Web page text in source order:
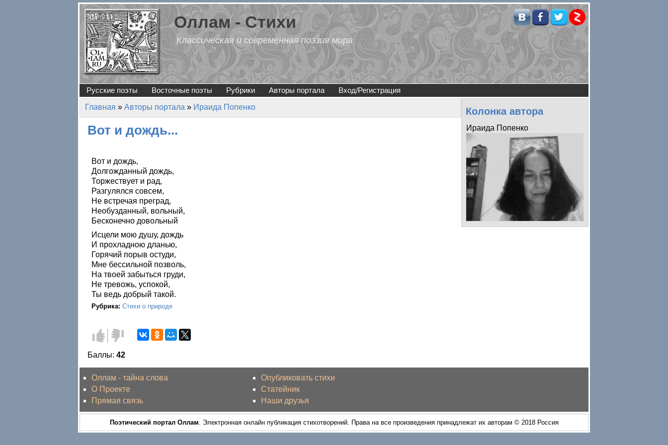
Перейти к основному содержанию
Оллам - Стихи
Классическая и современная поэзия мира
Русские поэты Восточные поэты Рубрики Авторы портала Вход/Регистрация
Вы здесь
Главная » Авторы портала » Ираида Попенко
Вот и дождь...
Вот и дождь,
Долгожданный дождь,
Торжествует и рад,
Разгулялся совсем,
Не встречая преград,
Необузданный, вольный,
Бесконечно довольный
Исцели мою душу, дождь
И прохладною дланью,
Горячий порыв остуди,
Мне бессильной позволь,
На твоей забыться груди,
Не тревожь, успокой,
Ты ведь добрый такой.
Рубрика: Стихи о природе
Голос
за!
Голос
против!
Баллы: 42
Колонка автора
Ираида Попенко
Оллам - тайна слова
О Проекте
Прямая связь
Опубликовать стихи
Статейник
Наши друзья
Поэтический портал Оллам . Электронная онлайн публикация стихотворений. Права на все произведения принадлежат их авторам © 2018 Россия